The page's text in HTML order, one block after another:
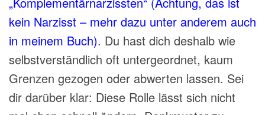
kein Narzisst – mehr dazu unter anderem auch
in meinem Buch). Du hast dich deshalb wie
selbstverständlich oft untergeordnet, kaum
Grenzen gezogen oder abwerten lassen. Sei
dir darüber klar: Diese Rolle lässt sich nicht